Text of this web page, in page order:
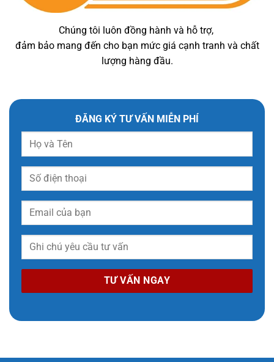
Chúng tôi luôn đồng hành và hỗ trợ,
đảm bảo mang đến cho bạn mức giá cạnh tranh và chất
lượng hàng đầu.
ĐĂNG KÝ TƯ VẤN MIỄN PHÍ